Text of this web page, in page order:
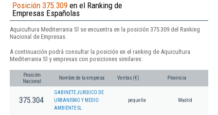
Posición 375.309 en el Ranking de
Empresas Españolas
Aquicultura Mediterrania Sl se encuentra en la posición 375.309 del Ranking
Nacional de Empresas.
A continuación podrá consultar la posición en el ranking de Aquicultura
Mediterrania Sl y empresas con posiciones similares:
Posición
Nacional
Nombre de la empresa Ventas (€) Provincia
375.304
GABINETE JURIDICO DE
URBANISMO Y MEDIO
AMBIENTE SL
pequeña Madrid